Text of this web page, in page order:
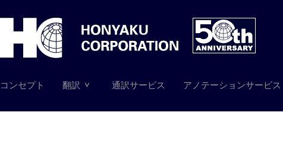
コンセプト 翻訳 通訳サービス アノテーションサービス